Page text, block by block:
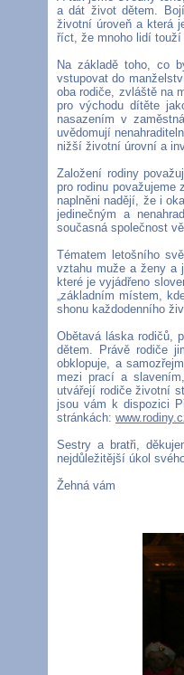
a dát život dětem.
životní úroveň a která
říct, že mnoho lidí
Na základě toho, co
vstupovat do
oba rodiče, zvláště na
pro východu dítěte
nasazením v
uvědomují
nižší životní úrovní a
Založení rodiny
pro rodinu považujeme
naplněni nadějí, že i
jedinečným a
současná společnost
Tématem letošního
vztahu muže a ženy a
které je vyjádřeno
„základním místem,
shonu každodenního
Obětavá láska rodičů,
dětem. Právě rodiče
obklopuje, a
mezi prací a
utvářejí rodiče životní
jsou vám k dispozici
stránkách:
Sestry a bratři,
nejdůležitější úkol
Žehná vám